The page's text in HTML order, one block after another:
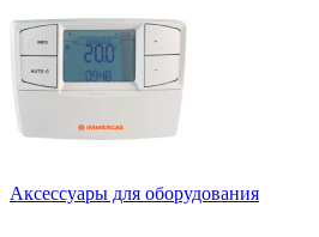
Аксессуары для оборудования